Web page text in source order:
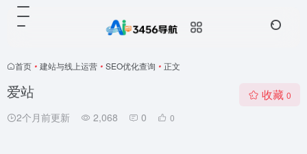
首页 • 建站与线上运营 • SEO优化查询 • 正文
爱站
2个月前更新 2,068 0 0
收藏 0